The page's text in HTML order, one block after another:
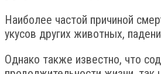
Наиболее частой причиной
укусов других животных,
Однако также известно, что